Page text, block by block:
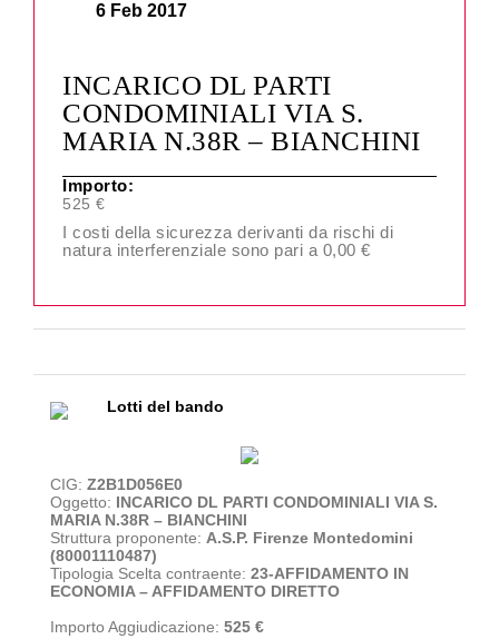
6 Feb 2017
INCARICO DL PARTI
CONDOMINIALI VIA S.
MARIA N.38R – BIANCHINI
Importo:
525 €
I costi della sicurezza derivanti da rischi di
natura interferenziale sono pari a 0,00 €
Lotti del bando
CIG: Z2B1D056E0
Oggetto: INCARICO DL PARTI CONDOMINIALI VIA S.
MARIA N.38R – BIANCHINI
Struttura proponente: A.S.P. Firenze Montedomini
(80001110487)
Tipologia Scelta contraente: 23-AFFIDAMENTO IN
ECONOMIA – AFFIDAMENTO DIRETTO
Importo Aggiudicazione: 525 €